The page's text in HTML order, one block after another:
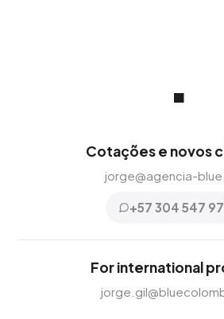
.
Cotações e novos
jorge@agencia-
+57 304 547
For international